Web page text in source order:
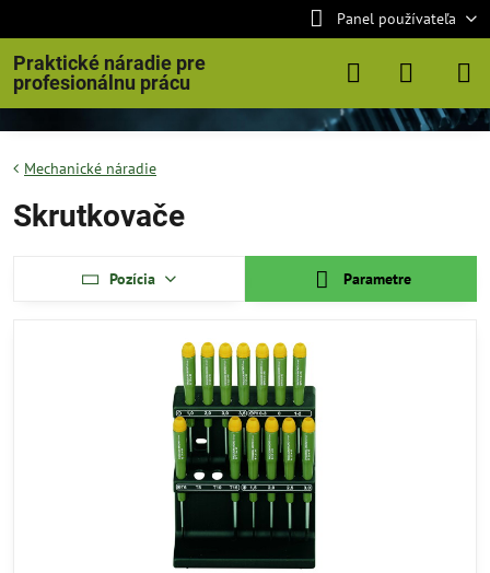
Panel používateľa
Praktické náradie pre
profesionálnu prácu
Mechanické náradie
Skrutkovače
Pozícia Parametre